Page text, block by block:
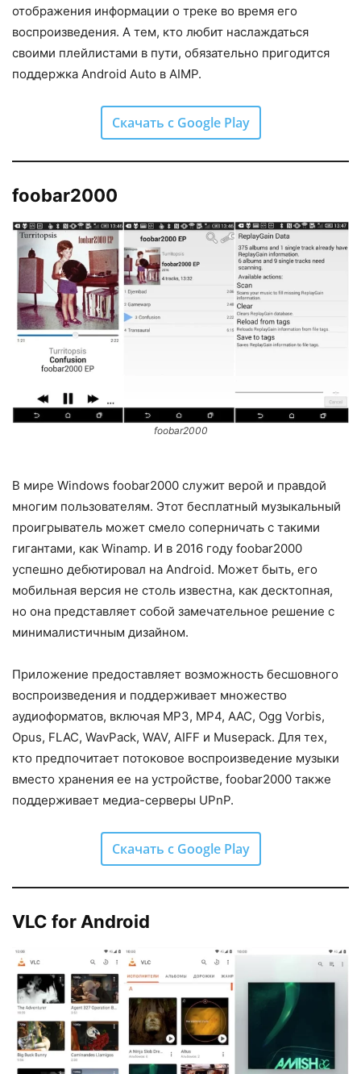
отображения информации о треке во время его
воспроизведения. А тем, кто любит наслаждаться
своими плейлистами в пути, обязательно пригодится
поддержка Android Auto в AIMP.
Скачать с Google Play
foobar2000
foobar2000
В мире Windows foobar2000 служит верой и правдой
многим пользователям. Этот бесплатный музыкальный
проигрыватель может смело соперничать с такими
гигантами, как Winamp. И в 2016 году foobar2000
успешно дебютировал на Android. Может быть, его
мобильная версия не столь известна, как десктопная,
но она представляет собой замечательное решение с
минималистичным дизайном.
Приложение предоставляет возможность бесшовного
воспроизведения и поддерживает множество
аудиоформатов, включая MP3, MP4, AAC, Ogg Vorbis,
Opus, FLAC, WavPack, WAV, AIFF и Musepack. Для тех,
кто предпочитает потоковое воспроизведение музыки
вместо хранения ее на устройстве, foobar2000 также
поддерживает медиа-серверы UPnP.
Скачать с Google Play
VLC for Android